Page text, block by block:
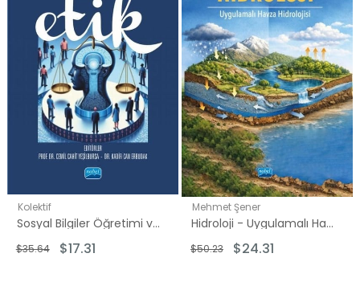
Kolektif
Sosyal Bilgiler Öğretimi ve Etik
$17.31
$35.64
Mehmet Şener
Hidroloji - Uygulamalı Havza Hidrolojisi
$24.31
$50.23